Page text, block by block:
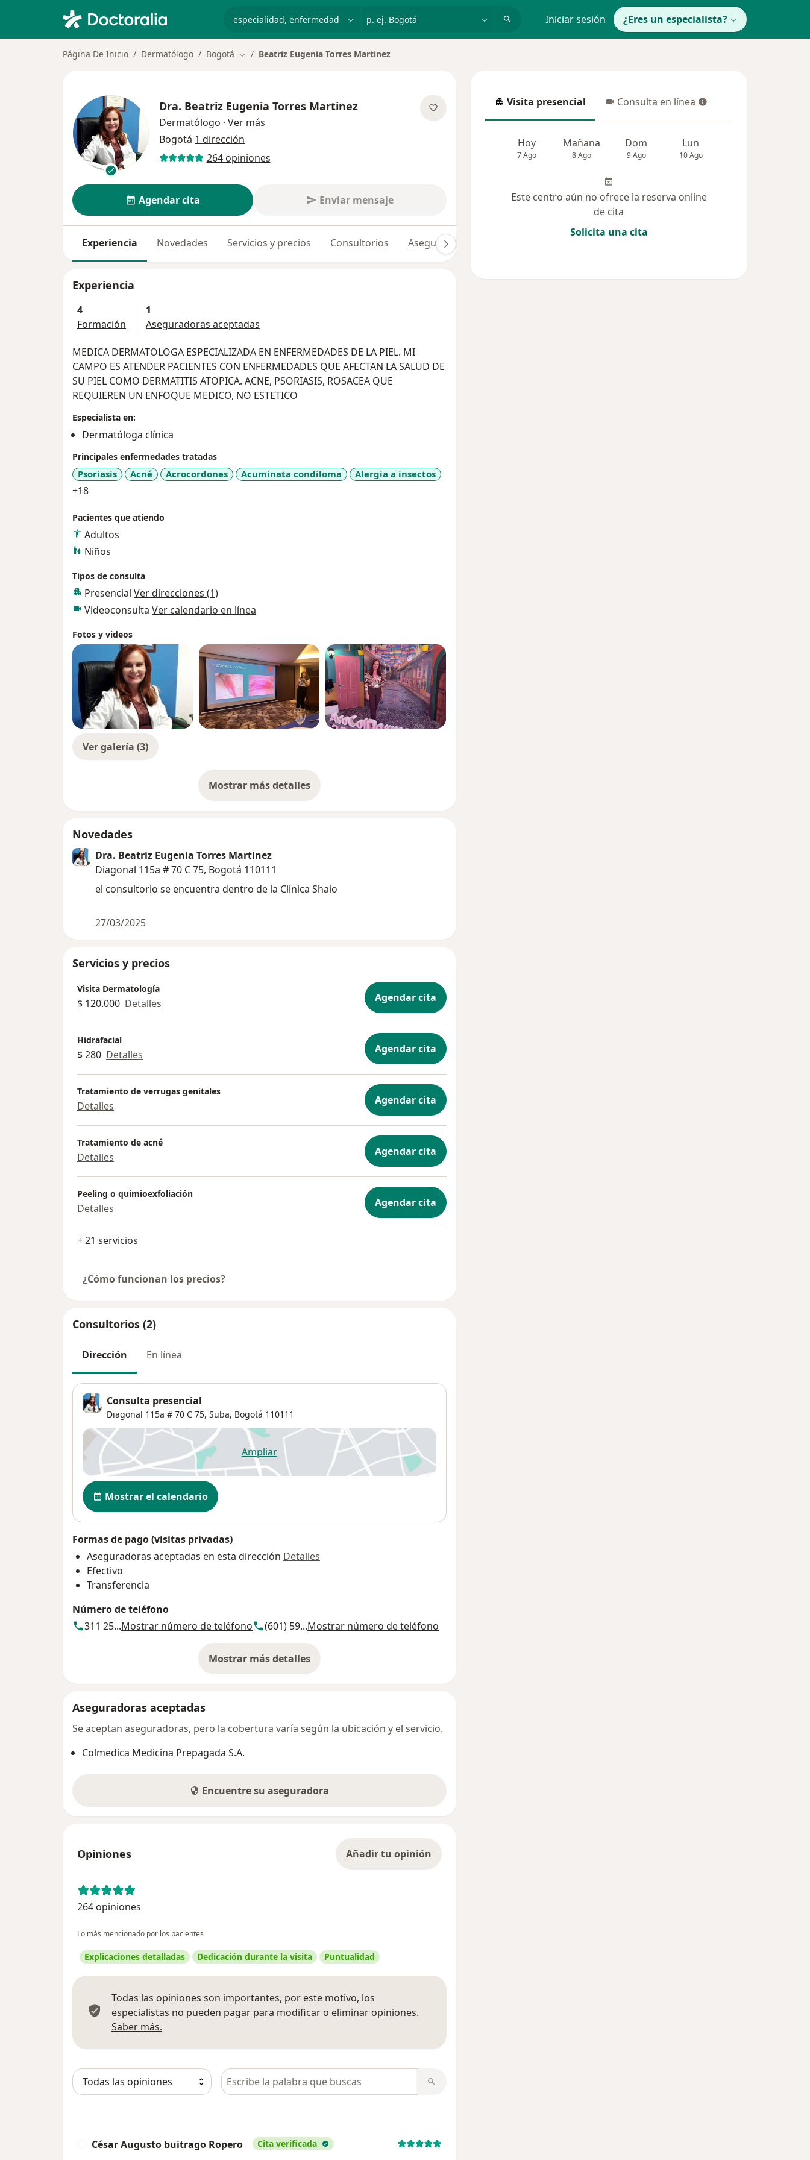
p. ej. Bogotá Iniciar sesión ¿Eres un especialista?
Página De Inicio Dermatólogo Bogotá Cambiar de ciudad
Beatriz Eugenia Torres Martinez
Dra. Beatriz Eugenia Torres Martinez
Dermatólogo · Ver más
Bogotá 1 dirección
264 opiniones
Agendar cita Enviar mensaje
Experiencia Novedades Servicios y precios Consultorios Aseguradoras
Experiencia
4
Formación
1
Aseguradoras aceptadas
MEDICA DERMATOLOGA ESPECIALIZADA EN ENFERMEDADES DE LA PIEL. MI
CAMPO ES ATENDER PACIENTES CON ENFERMEDADES QUE AFECTAN LA SALUD DE
SU PIEL COMO DERMATITIS ATOPICA. ACNE, PSORIASIS, ROSACEA QUE
REQUIEREN UN ENFOQUE MEDICO, NO ESTETICO
Especialista en:
Dermatóloga clínica
Principales enfermedades tratadas
Psoriasis Acné Acrocordones Acuminata condiloma Alergia a insectos
+18a11y_sr_more_diseases
Pacientes que atiendo
Adultos
Niños
Tipos de consulta
Presencial Ver direcciones (1)
Videoconsulta Ver calendario en línea
Fotos y videos
Ver galería (3)
Mostrar más detalles
sobre la experiencia
Novedades
Dra. Beatriz Eugenia Torres Martinez
Diagonal 115a # 70 C 75, Bogotá 110111
el consultorio se encuentra dentro de la Clinica Shaio
27/03/2025
Servicios y precios
Visita Dermatología
$ 120.000 Detalles Agendar cita
Hidrafacial
$ 280 Detalles Agendar cita
Tratamiento de verrugas genitales
Detalles Agendar cita
Tratamiento de acné
Detalles Agendar cita
Peeling o quimioexfoliación
Detalles Agendar cita
+ 21 servicios
¿Cómo funcionan los precios?
Consultorios (2)
Dirección En línea
Consulta presencial
Diagonal 115a # 70 C 75, Suba, Bogotá 110111
Ampliarse abre en una nueva pestaña
Disponibilidad
Mostrar el calendario
Formas de pago (visitas privadas)
Aseguradoras aceptadas en esta dirección Detalles
Efectivo
Transferencia
Número de teléfono
311 25...Mostrar número de teléfono (601) 59...Mostrar número de teléfono
Mostrar más detalles
sobre la dirección
Aseguradoras aceptadas
Se aceptan aseguradoras, pero la cobertura varía según la ubicación y el servicio.
Colmedica Medicina Prepagada S.A.
Encuentre su aseguradora
Opiniones Añadir tu opinión
264 opiniones
Lo más mencionado por los pacientes
Explicaciones detalladas Dedicación durante la visita Puntualidad
Todas las opiniones son importantes, por este motivo, los
especialistas no pueden pagar para modificar o eliminar opiniones.
Saber más.
Busca en opiniones
César Augusto buitrago Ropero Cita verificada
Visita presencial
Visita presencial Consulta en línea
Consulta en línea
Hoy
7 Ago
Mañana
8 Ago
Dom
9 Ago
Lun
10 Ago
Este centro aún no ofrece la reserva online
de cita
Solicita una cita